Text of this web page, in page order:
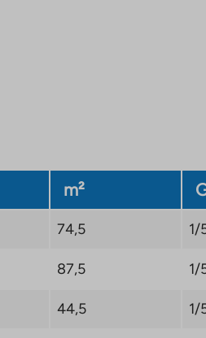
m²
74,5 1/
87,5 1/
44,5 1/